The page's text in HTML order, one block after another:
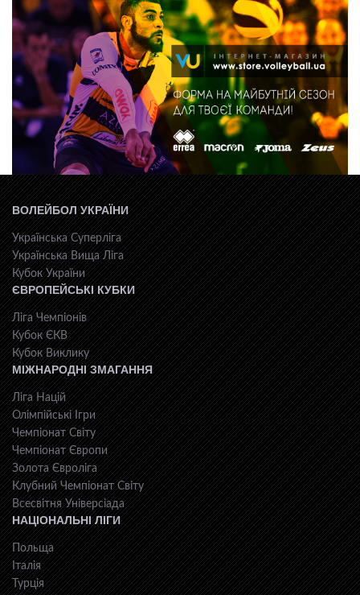
ВОЛЕЙБОЛ УКРАЇНИ
Українська Суперліга
Українська Вища Ліга
Кубок України
ЄВРОПЕЙСЬКІ КУБКИ
Ліга Чемпіонів
Кубок ЄКВ
Кубок Виклику
МІЖНАРОДНІ ЗМАГАННЯ
Ліга Націй
Олімпійські Ігри
Чемпіонат Світу
Чемпіонат Європи
Золота Євроліга
Клубний Чемпіонат Світу
Всесвiтня Унiверсiaда
НАЦІОНАЛЬНІ ЛІГИ
Польща
Італія
Турція